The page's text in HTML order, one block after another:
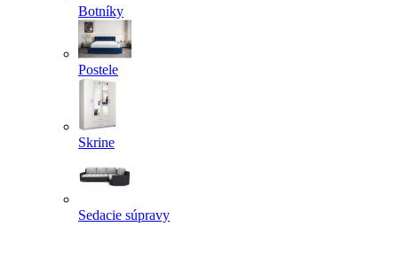
Botníky
Postele
Skrine
Sedacie súpravy